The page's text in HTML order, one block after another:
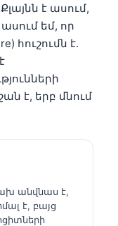
է ասում,
եմ, որ
հուշումն է.
է, երբ մնում
անվնաս է,
է, բայց